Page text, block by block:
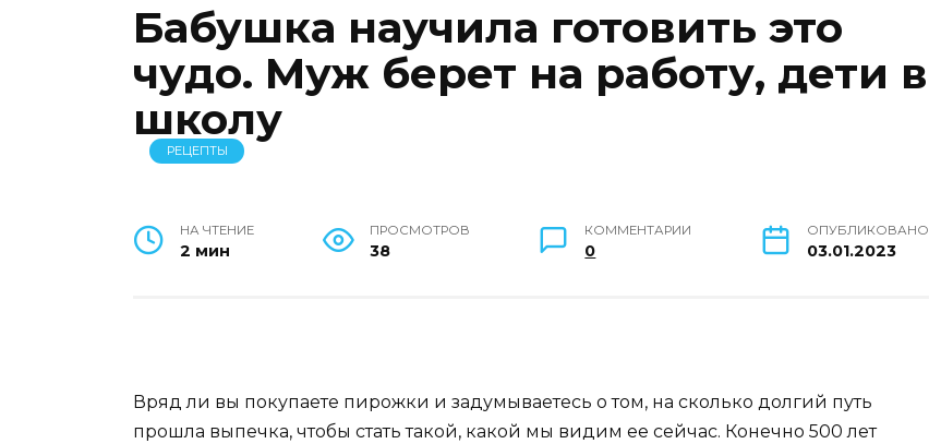
Бабушка научила готовить это
чудо. Муж берет на работу, дети в
школу
РЕЦЕПТЫ
НА ЧТЕНИЕ
2 мин
ПРОСМОТРОВ
38
КОММЕНТАРИИ
0
ОПУБЛИКОВАНО
03.01.2023
Вряд ли вы покупаете пирожки и задумываетесь о том, на сколько долгий путь
прошла выпечка, чтобы стать такой, какой мы видим ее сейчас. Конечно 500 лет